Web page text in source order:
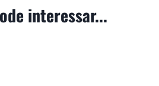
interessar...